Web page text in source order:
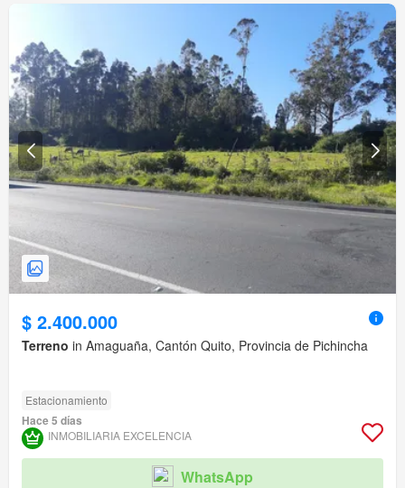
$ 2.400.000
Terreno in Amaguaña, Cantón Quito, Provincia de Pichincha
Estacionamiento
Hace 5 días
INMOBILIARIA EXCELENCIA
WhatsApp